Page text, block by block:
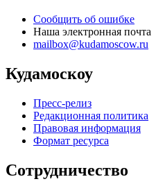
Сообщить об ошибке
Наша электронная почта
mailbox@kudamoscow.ru
Кудамоскоу
Пресс-релиз
Редакционная политика
Правовая информация
Формат ресурса
Сотрудничество